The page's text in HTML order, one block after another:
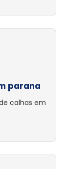
parana
calhas em